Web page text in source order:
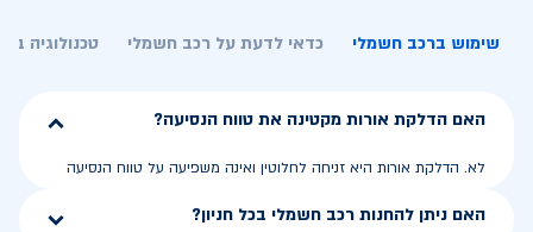
שימוש ברכב חשמלי כדאי לדעת על רכב חשמלי טכנולוגיה
האם הדלקת אורות מקטינה את טווח הנסיעה?
לא. הדלקת אורות היא זניחה לחלוטין ואינה משפיעה על טווח הנסיעה
האם ניתן להחנות רכב חשמלי בכל חניון?